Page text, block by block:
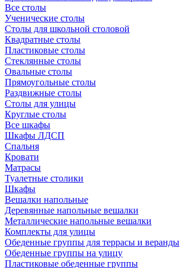
Все столы
Ученические столы
Столы для школьной столовой
Квадратные столы
Пластиковые столы
Стеклянные столы
Овальные столы
Прямоугольные столы
Раздвижные столы
Столы для улицы
Круглые столы
Все шкафы
Шкафы ЛДСП
Спальня
Кровати
Матрасы
Туалетные столики
Шкафы
Вешалки напольные
Деревянные напольные вешалки
Металлические напольные вешалки
Комплекты для улицы
Обеденные группы для террасы и веранды
Обеденные группы на улицу
Пластиковые обеденные группы